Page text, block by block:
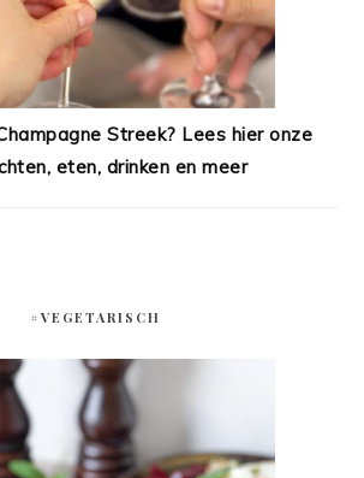
Streek? Lees hier onze
eten, drinken en meer
#VEGETARISCH